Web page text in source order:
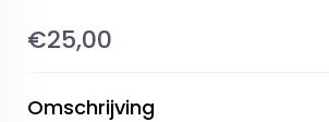
€25,00
Omschrijving